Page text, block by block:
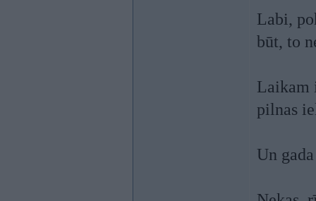
Labi,
būt, to
Laikam
pilnas
Un